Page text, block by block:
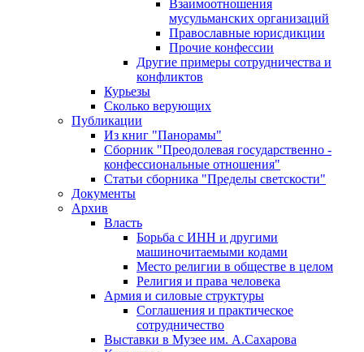
Взаимоотношения
мусульманских организаций
Православные юрисдикции
Прочие конфессии
Другие примеры сотрудничества и
конфликтов
Курьезы
Сколько верующих
Публикации
Из книг "Панорамы"
Сборник "Преодолевая государственно -
конфессиональные отношения"
Статьи сборника "Пределы светскости"
Документы
Архив
Власть
Борьба с ИНН и другими
машиночитаемыми кодами
Место религии в обществе в целом
Религия и права человека
Армия и силовые структуры
Соглашения и практическое
сотрудничество
Выставки в Музее им. А.Сахарова